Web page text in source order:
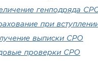
генподряда
при
выписки СРО
проверки СРО